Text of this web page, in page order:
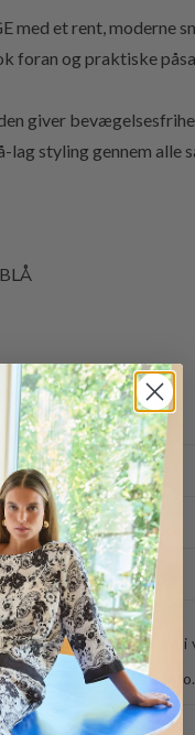
med et rent, moderne
foran og praktiske
giver
styling gennem alle
køb over 400,-
befinder sig i
for ydeligere info.